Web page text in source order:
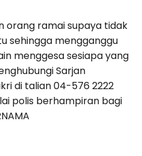
orang ramai supaya tidak
sehingga mengganggu
menggesa sesiapa yang
Sarjan
di talian 04-576 2222
polis berhampiran bagi